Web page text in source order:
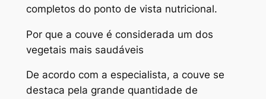
completos do ponto de vista nutricional.
Por que a couve é considerada um dos
vegetais mais saudáveis
De acordo com a especialista, a couve se
destaca pela grande quantidade de